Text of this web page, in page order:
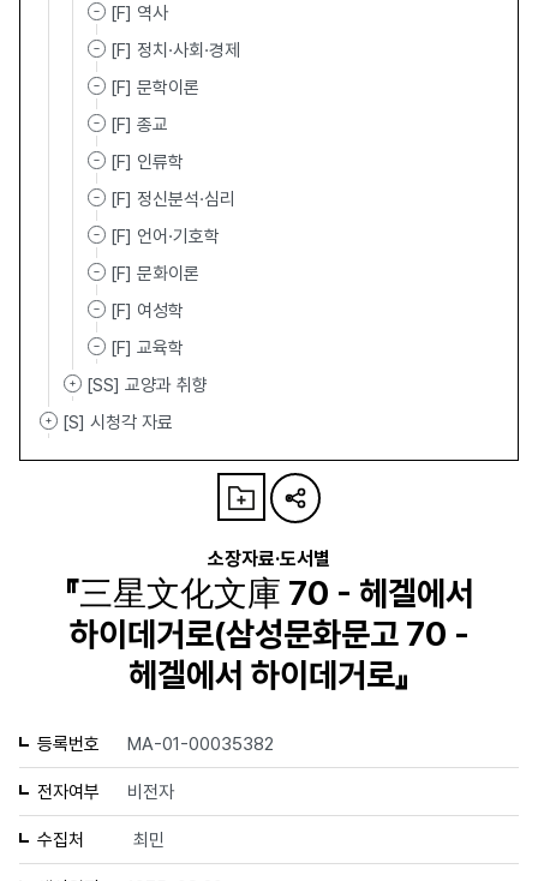
[F] 역사
[F] 정치·사회·경제
[F] 문학이론
[F] 종교
[F] 인류학
[F] 정신분석·심리
[F] 언어·기호학
[F] 문화이론
[F] 여성학
[F] 교육학
[SS] 교양과 취향
[S] 시청각 자료
소장자료·도서별
『三星文化文庫 70 - 헤겔에서
하이데거로(삼성문화문고 70 -
헤겔에서 하이데거로』
등록번호 MA-01-00035382
전자여부 비전자
수집처 최민